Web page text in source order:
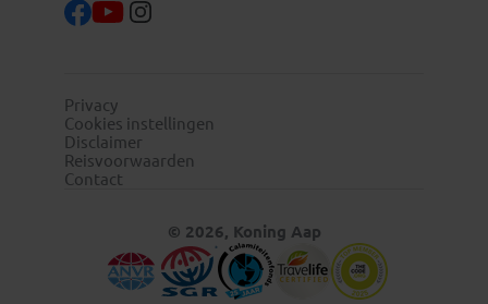
Privacy
Cookies instellingen
Disclaimer
Reisvoorwaarden
Contact
© 2026, Koning Aap